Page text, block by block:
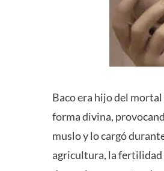
Baco era hijo del mortal
forma divina,
muslo y lo cargó
agricultura, la fertilidad